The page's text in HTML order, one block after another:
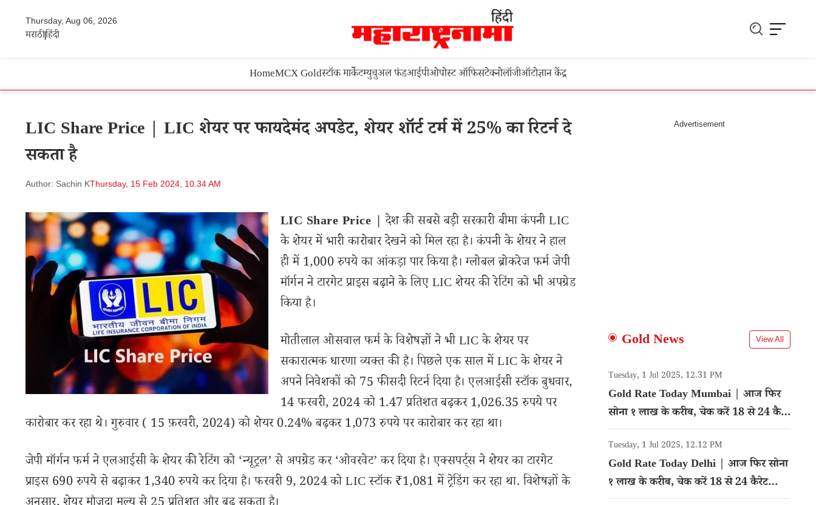
Thursday, Aug 06, 2026
मराठीहिंदी
HomeMCX Goldस्टॉक मार्केटम्युचुअल फंडआईपीओपोस्ट ऑफिसटेक्नोलॉजीऑटोज्ञान केंद्र
LIC Share Price | LIC शेयर पर फायदेमंद अपडेट, शेयर शॉर्ट टर्म में 25% का रिटर्न दे
सकता है
Author: Sachin KThursday, 15 Feb 2024, 10.34 AM
LIC Share Price | देश की सबसे बड़ी सरकारी बीमा कंपनी LIC
के शेयर में भारी कारोबार देखने को मिल रहा है। कंपनी के शेयर ने हाल
ही में 1,000 रुपये का आंकड़ा पार किया है। ग्लोबल ब्रोकरेज फर्म जेपी
मॉर्गन ने टारगेट प्राइस बढ़ाने के लिए LIC शेयर की रेटिंग को भी अपग्रेड
किया है।
मोतीलाल ओसवाल फर्म के विशेषज्ञों ने भी LIC के शेयर पर
सकारात्मक धारणा व्यक्त की है। पिछले एक साल में LIC के शेयर ने
अपने निवेशकों को 75 फीसदी रिटर्न दिया है। एलआईसी स्टॉक बुधवार,
14 फरवरी, 2024 को 1.47 प्रतिशत बढ़कर 1,026.35 रुपये पर
कारोबार कर रहा थे। गुरुवार ( 15 फ़रवरी, 2024) को शेयर 0.24% बढ़कर 1,073 रुपये पर कारोबार कर रहा था।
जेपी मॉर्गन फर्म ने एलआईसी के शेयर की रेटिंग को ‘न्यूट्रल’ से अपग्रेड कर ‘ओवरवेट’ कर दिया है। एक्सपर्ट्स ने शेयर का टारगेट
प्राइस 690 रुपये से बढ़ाकर 1,340 रुपये कर दिया है। फरवरी 9, 2024 को LIC स्टॉक ₹1,081 में ट्रेडिंग कर रहा था. विशेषज्ञों के
Gold News View All
Tuesday, 1 Jul 2025, 12.31 PM
Gold Rate Today Mumbai | आज फिर
सोना १ लाख के करीब, चेक करें 18 से 24 कैरेट
गोल्ड का रेट
Tuesday, 1 Jul 2025, 12.12 PM
Gold Rate Today Delhi | आज फिर सोना
१ लाख के करीब, चेक करें 18 से 24 कैरेट
गोल्ड का रेट